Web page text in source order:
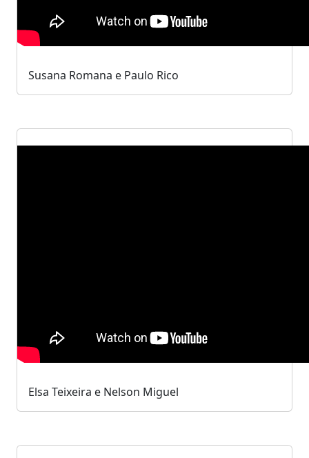
Susana Romana e Paulo Rico
Elsa Teixeira e Nelson Miguel